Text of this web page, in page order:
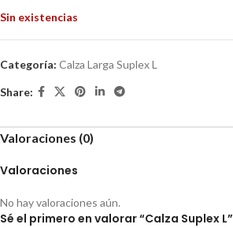
Sin existencias
Categoría: Calza Larga Suplex L
Share:
Valoraciones (0)
Valoraciones
No hay valoraciones aún.
Sé el primero en valorar “Calza Suplex L”